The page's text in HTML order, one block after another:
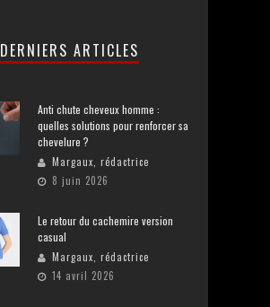
DERNIERS ARTICLES
Anti chute cheveux homme :
quelles solutions pour renforcer sa
chevelure ?
Margaux, rédactrice
8 juin 2026
Le retour du cachemire version
casual
Margaux, rédactrice
14 avril 2026